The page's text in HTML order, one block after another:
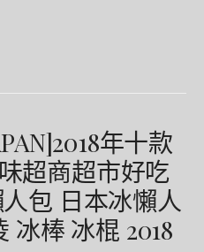
年十款
超商超市好吃
包 日本冰懶人
冰棒 冰棍 2018